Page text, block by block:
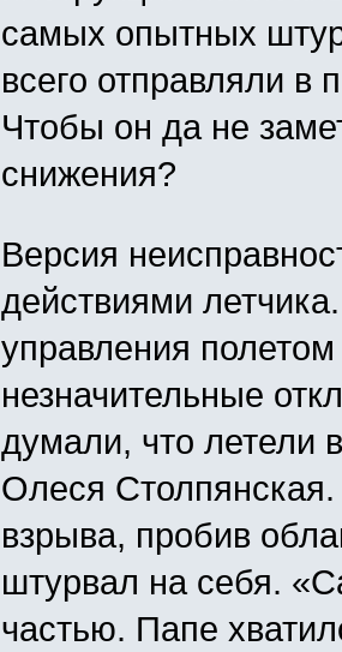
самых опытных
всего отправляли в
Чтобы он да не
снижения?
Версия
действиями
управления
незначительные
думали, что летели
Олеся
взрыва, пробив
штурвал на себя.
частью. Папе